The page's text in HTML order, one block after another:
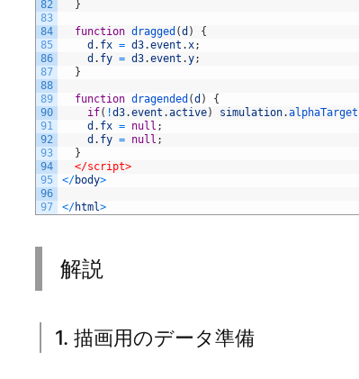
82
83
84
85
86
87
88
89
90
91
92
93
94
95
96
97
}
function dragged (d )
{
d . fx = d3.event . x;
d . fy = d3.event .y;
}
function dragended (d )
{
if( !d3.event .active) simulation.alphaTarget
d . fx = null ;
d . fy = null ;
}
</script>
</body>
</html>
解説
1. 描画用のデータ準備